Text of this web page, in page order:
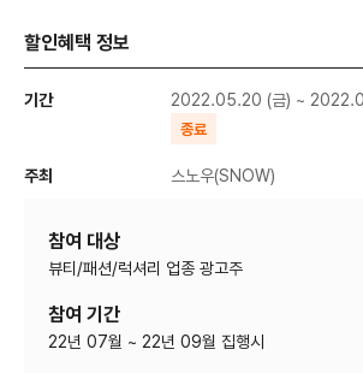
할인혜택 정보
기간 2022.05.20 (금) ~
종료
주최 스노우(SNOW)
참여 대상
뷰티/패션/럭셔리 업종 광고주
참여 기간
22년 07월 ~ 22년 09월 집행시